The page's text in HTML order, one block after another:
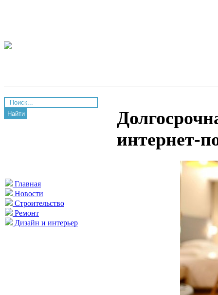
Найти
Главная
Новости
Строительство
Ремонт
Дизайн и интерьер
интернет-